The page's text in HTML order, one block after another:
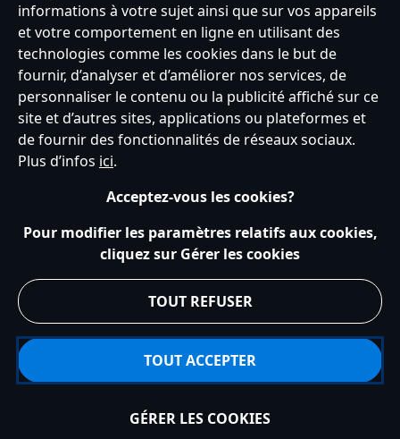
Épuisé
France
Service clients Conditions d’utilisation
Trouver un magasin
Plan du site
Règles de respect de la vie privée
Politique de cookies
Notice relative à la confidentialité
Conditions générales de vente
informations à votre sujet ainsi que sur vos appareils
et votre comportement en ligne en utilisant des
technologies comme les cookies dans le but de
fournir, d’analyser et d’améliorer nos services, de
personnaliser le contenu ou la publicité affiché sur ce
site et d’autres sites, applications ou plateformes et
de fournir des fonctionnalités de réseaux sociaux.
Plus d’infos ici.
Acceptez-vous les cookies?
Pour modifier les paramètres relatifs aux cookies,
cliquez sur Gérer les cookies
TOUT REFUSER
TOUT ACCEPTER
GÉRER LES COOKIES